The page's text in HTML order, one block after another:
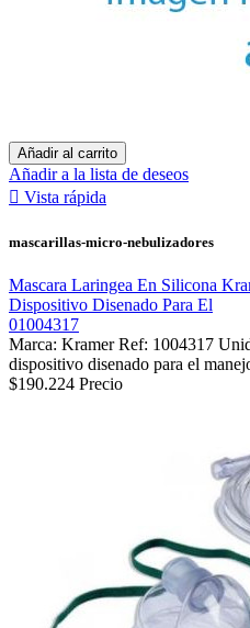
Añadir al carrito
Añadir a la lista de deseos
 Vista rápida
mascarillas-micro-nebulizadores
Mascara Laringea En Silicona
Dispositivo Disenado Para El
01004317
Marca: Kramer Ref: 1004317
dispositivo disenado para el
$190.224 Precio